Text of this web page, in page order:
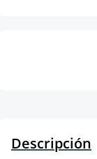
Descripción